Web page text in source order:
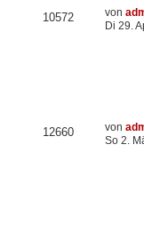
10572 von
Di 29.
12660 von
So 2.